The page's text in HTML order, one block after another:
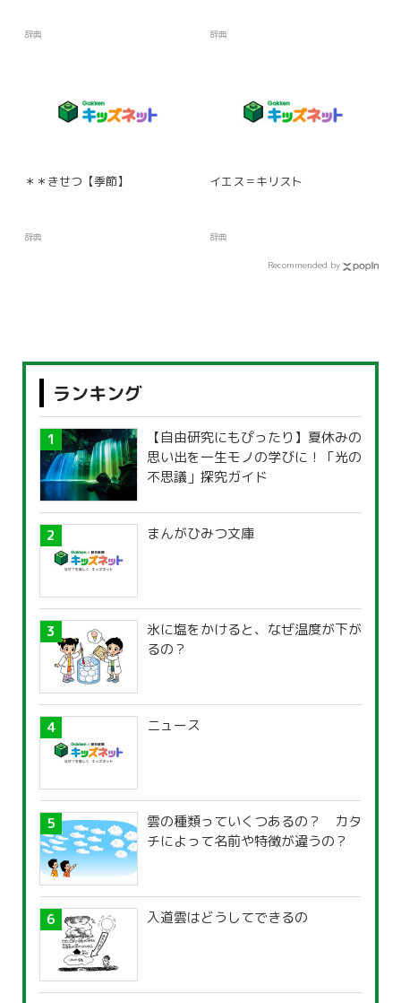
辞典 辞典
＊＊きせつ【季節】
辞典
イエス＝キリスト
辞典
Recommended by
ランキング
【自由研究にもぴったり】夏休みの
思い出を一生モノの学びに！「光の
不思議」探究ガイド
まんがひみつ文庫
氷に塩をかけると、なぜ温度が下が
るの？
ニュース
雲の種類っていくつあるの？ カタ
チによって名前や特徴が違うの？
入道雲はどうしてできるの